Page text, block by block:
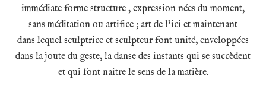
immédiate forme structure , expression nées du moment,
sans méditation ou artifice ; art de l’ici et maintenant
dans lequel sculptrice et sculpteur font unité, enveloppées
dans la joute du geste, la danse des instants qui se succèdent
et qui font naitre le sens de la matière.